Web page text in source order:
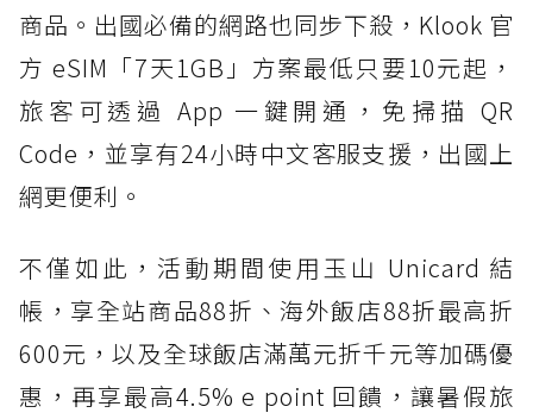
商品。出國必備的網路也同步下殺，Klook 官
方 eSIM「7天1GB」方案最低只要10元起，
旅客可透過 App 一鍵開通，免掃描 QR
Code，並享有24小時中文客服支援，出國上
網更便利。
不僅如此，活動期間使用玉山 Unicard 結
帳，享全站商品88折、海外飯店88折最高折
600元，以及全球飯店滿萬元折千元等加碼優
惠，再享最高4.5% e point 回饋，讓暑假旅